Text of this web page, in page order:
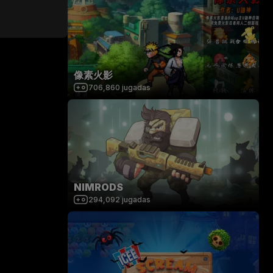
像素火影
706,860 jugadas
NIMRODS
294,092 jugadas